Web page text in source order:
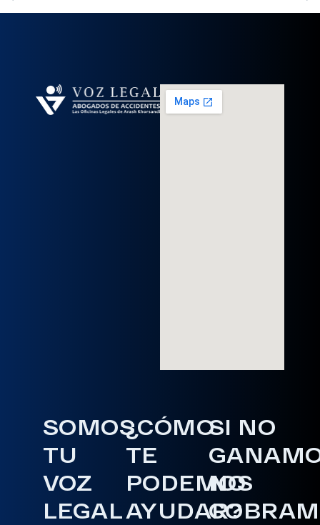
SOMOS
TU
VOZ
LEGAL
¿CÓMO
TE
PODEMOS
AYUDAR?
SI NO
NO